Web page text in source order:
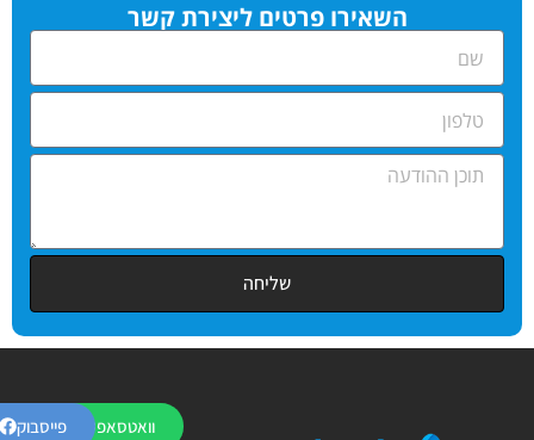
השאירו פרטים ליצירת קשר
שליחה
וואטסאפ פייסבוק